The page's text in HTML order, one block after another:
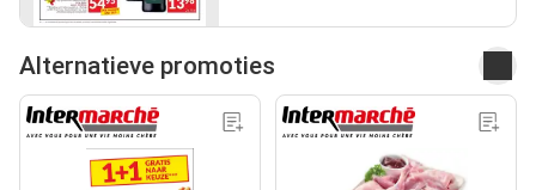
Alternatieve promoties